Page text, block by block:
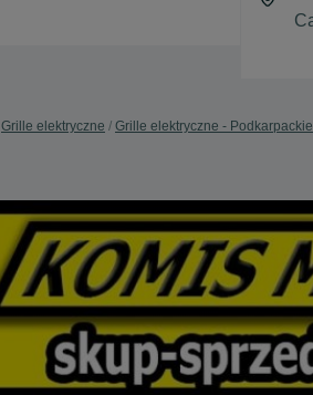
Grille elektryczne Grille elektryczne - Podkarpackie